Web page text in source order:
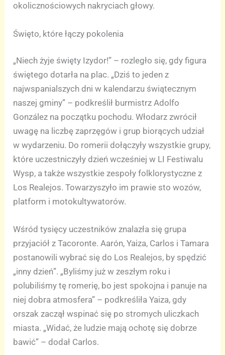
okolicznościowych nakryciach głowy.
Święto, które łączy pokolenia
„Niech żyje święty Izydor!” – rozległo się, gdy figura
świętego dotarła na plac. „Dziś to jeden z
najwspanialszych dni w kalendarzu świątecznym
naszej gminy” – podkreślił burmistrz Adolfo
González na początku pochodu. Włodarz zwrócił
uwagę na liczbę zaprzęgów i grup biorących udział
w wydarzeniu. Do romerii dołączyły wszystkie grupy,
które uczestniczyły dzień wcześniej w LI Festiwalu
Wysp, a także wszystkie zespoły folklorystyczne z
Los Realejos. Towarzyszyło im prawie sto wozów,
platform i motokultywatorów.
Wśród tysięcy uczestników znalazła się grupa
przyjaciół z Tacoronte. Aarón, Yaiza, Carlos i Tamara
postanowili wybrać się do Los Realejos, by spędzić
„inny dzień”. „Byliśmy już w zeszłym roku i
polubiliśmy tę romerię, bo jest spokojna i panuje na
niej dobra atmosfera” – podkreśliła Yaiza, gdy
orszak zaczął wspinać się po stromych uliczkach
miasta. „Widać, że ludzie mają ochotę się dobrze
bawić” – dodał Carlos.